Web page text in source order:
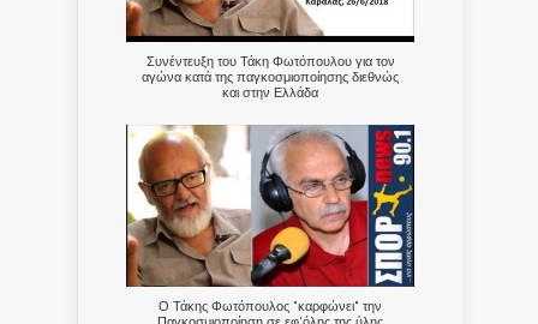
Συνέντευξη του Τάκη Φωτόπουλου για τον
αγώνα κατά της παγκοσμιοποίησης διεθνώς
και στην Ελλάδα
Ο Τάκης Φωτόπουλος "καρφώνει" την